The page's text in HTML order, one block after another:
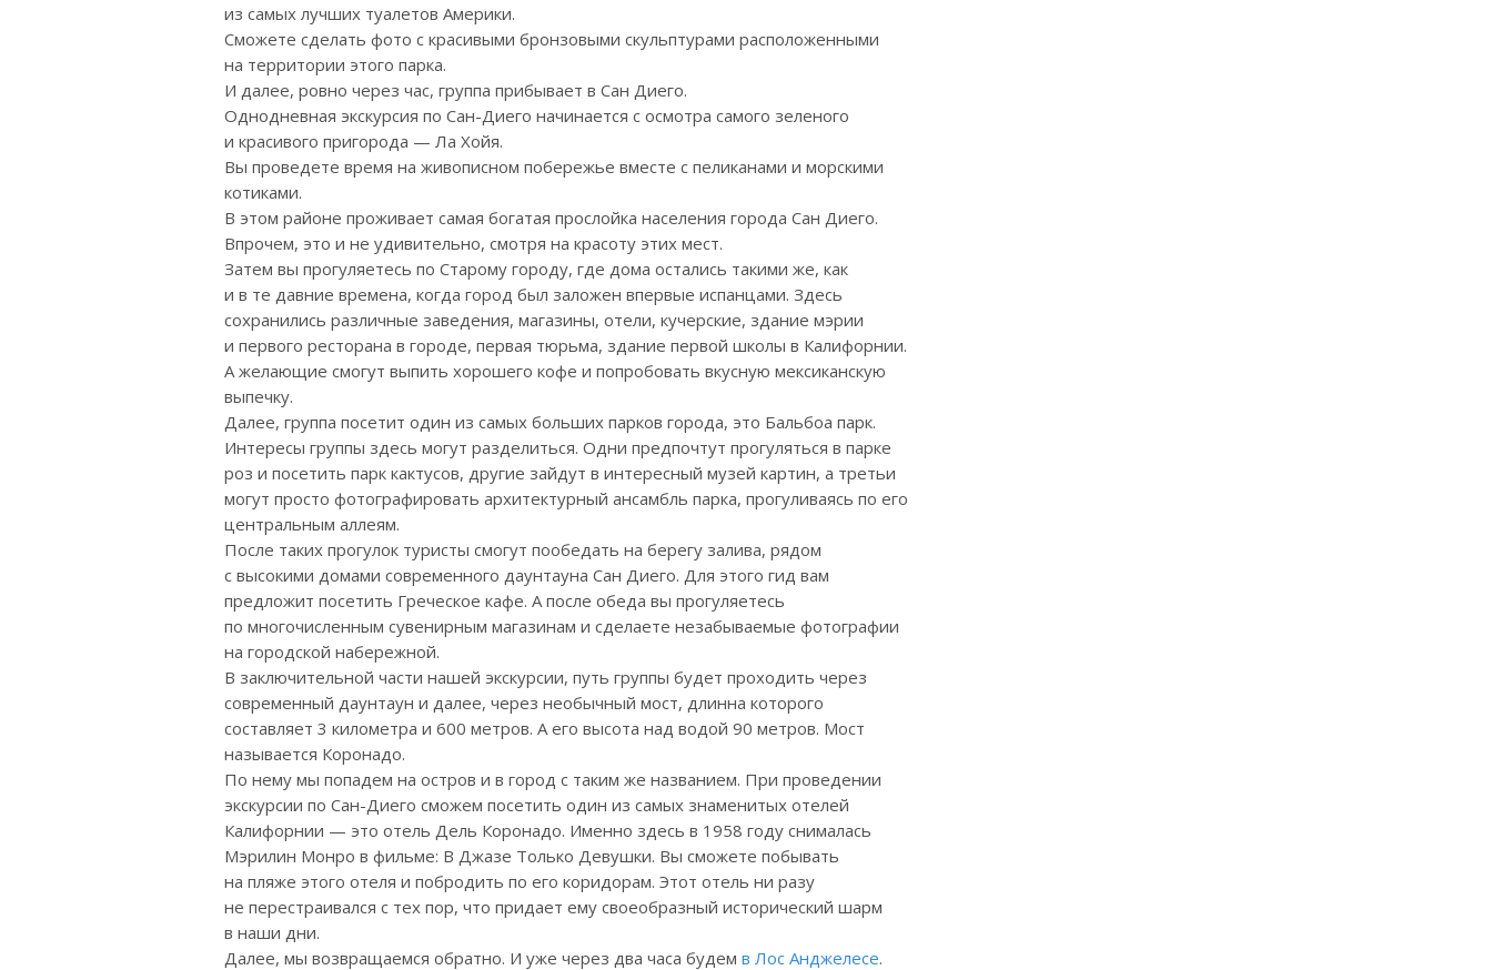
из самых лучших туалетов Америки.
Сможете сделать фото с красивыми бронзовыми скульптурами расположенными
на территории этого парка.
И далее, ровно через час, группа прибывает в Сан Диего.
Однодневная экскурсия по Сан-Диего начинается с осмотра самого зеленого
и красивого пригорода — Ла Хойя.
Вы проведете время на живописном побережье вместе с пеликанами и морскими
котиками.
В этом районе проживает самая богатая прослойка населения города Сан Диего.
Впрочем, это и не удивительно, смотря на красоту этих мест.
Затем вы прогуляетесь по Старому городу, где дома остались такими же, как
и в те давние времена, когда город был заложен впервые испанцами. Здесь
сохранились различные заведения, магазины, отели, кучерские, здание мэрии
и первого ресторана в городе, первая тюрьма, здание первой школы в Калифорнии.
А желающие смогут выпить хорошего кофе и попробовать вкусную мексиканскую
выпечку.
Далее, группа посетит один из самых больших парков города, это Бальбоа парк.
Интересы группы здесь могут разделиться. Одни предпочтут прогуляться в парке
роз и посетить парк кактусов, другие зайдут в интересный музей картин, а третьи
могут просто фотографировать архитектурный ансамбль парка, прогуливаясь по его
центральным аллеям.
После таких прогулок туристы смогут пообедать на берегу залива, рядом
с высокими домами современного даунтауна Сан Диего. Для этого гид вам
предложит посетить Греческое кафе. А после обеда вы прогуляетесь
по многочисленным сувенирным магазинам и сделаете незабываемые фотографии
на городской набережной.
В заключительной части нашей экскурсии, путь группы будет проходить через
современный даунтаун и далее, через необычный мост, длинна которого
составляет 3 километра и 600 метров. А его высота над водой 90 метров. Мост
называется Коронадо.
По нему мы попадем на остров и в город с таким же названием. При проведении
экскурсии по Сан-Диего сможем посетить один из самых знаменитых отелей
Калифорнии — это отель Дель Коронадо. Именно здесь в 1958 году снималась
Мэрилин Монро в фильме: В Джазе Только Девушки. Вы сможете побывать
на пляже этого отеля и побродить по его коридорам. Этот отель ни разу
не перестраивался с тех пор, что придает ему своеобразный исторический шарм
в наши дни.
Далее, мы возвращаемся обратно. И уже через два часа будем в Лос Анджелесе.